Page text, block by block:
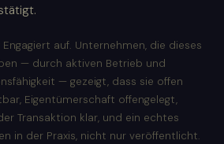
auf. Unternehmen, die dieses
— durch aktiven Betrieb und
— gezeigt, dass sie offen
Eigentümerschaft offengelegt,
Transaktion klar, und ein echtes
in der Praxis, nicht nur veröffentlicht.